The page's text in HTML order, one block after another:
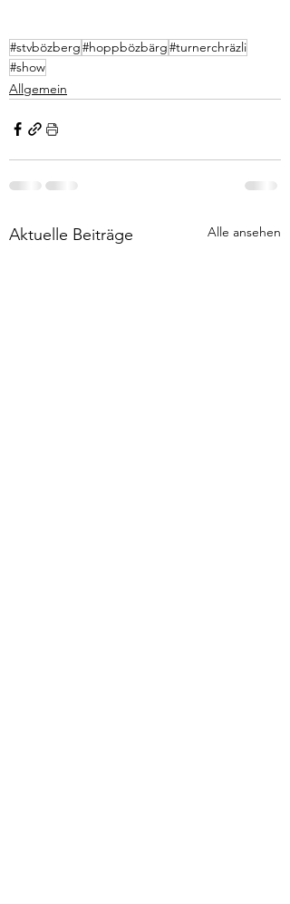
#stvbözberg#hoppbözbärg#turnerchräzli
#show
Allgemein
Aktuelle Beiträge Alle ansehen